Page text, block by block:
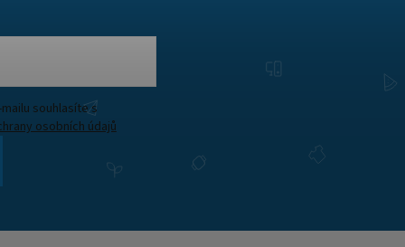
osobních údajů